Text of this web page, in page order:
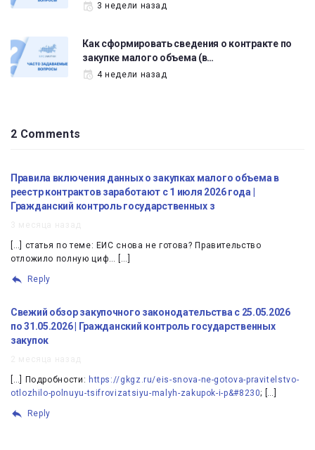
3 недели назад
Как сформировать сведения о контракте по
закупке малого объема (в…
4 недели назад
2 Comments
Правила включения данных о закупках малого объема в
реестр контрактов заработают с 1 июля 2026 года |
Гражданский контроль государственных з
[…] статья по теме: ЕИС снова не готова? Правительство
отложило полную циф… […]
Reply
Свежий обзор закупочного законодательства с 25.05.2026
по 31.05.2026 | Гражданский контроль государственных
закупок
[…] Подробности: https://gkgz.ru/eis-snova-ne-gotova-pravitelstvo-
otlozhilo-polnuyu-tsifrovizatsiyu-malyh-zakupok-i-p&#8230; […]
Reply